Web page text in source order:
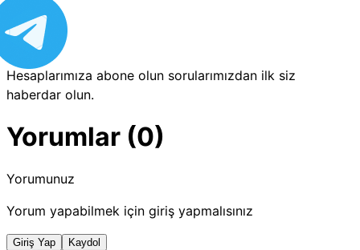
Hesaplarımıza abone olun sorularımızdan ilk siz
haberdar olun.
Yorumlar (0)
Yorumunuz
Yorum yapabilmek için giriş yapmalısınız
Giriş Yap Kaydol